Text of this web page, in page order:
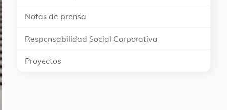
Notas de prensa
Responsabilidad Social Corporativa
Proyectos